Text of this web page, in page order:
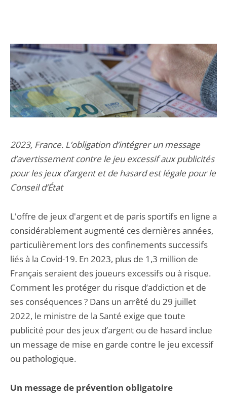
2023, France. L’obligation d’intégrer un message
d’avertissement contre le jeu excessif aux publicités
pour les jeux d’argent et de hasard est légale pour le
Conseil d’État
L'offre de jeux d'argent et de paris sportifs en ligne a
considérablement augmenté ces dernières années,
particulièrement lors des confinements successifs
liés à la Covid-19. En 2023, plus de 1,3 million de
Français seraient des joueurs excessifs ou à risque.
Comment les protéger du risque d’addiction et de
ses conséquences ? Dans un arrêté du 29 juillet
2022, le ministre de la Santé exige que toute
publicité pour des jeux d’argent ou de hasard inclue
un message de mise en garde contre le jeu excessif
ou pathologique.
Un message de prévention obligatoire